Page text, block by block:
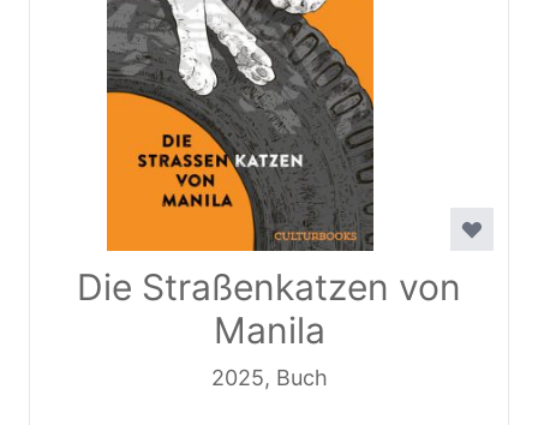
Die Straßenkatzen von
Manila
2025, Buch